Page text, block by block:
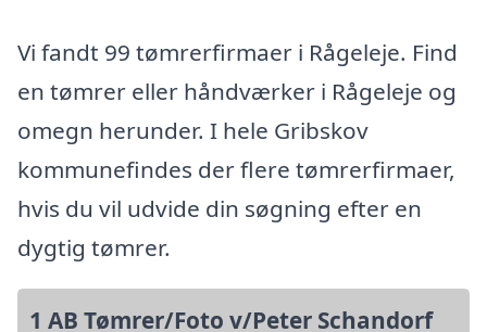
Vi fandt 99 tømrerfirmaer i Rågeleje. Find
en tømrer eller håndværker i Rågeleje og
omegn herunder. I hele Gribskov
kommunefindes der flere tømrerfirmaer,
hvis du vil udvide din søgning efter en
dygtig tømrer.
1 AB Tømrer/Foto v/Peter Schandorf